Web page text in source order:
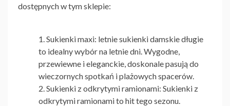
dostępnych w tym sklepie:
Sukienki maxi: letnie sukienki damskie długie
to idealny wybór na letnie dni. Wygodne,
przewiewne i eleganckie, doskonale pasują do
wieczornych spotkań i plażowych spacerów.
Sukienki z odkrytymi ramionami: Sukienki z
odkrytymi ramionami to hit tego sezonu.